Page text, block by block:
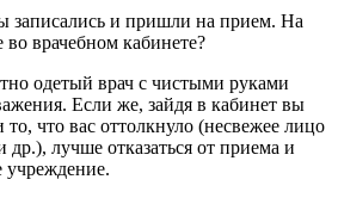
записались и пришли на прием. На
врачебном кабинете?
одетый врач с чистыми руками
Если же, зайдя в кабинет вы
что вас оттолкнуло (несвежее лицо
др.), лучше отказаться от приема и
учреждение.